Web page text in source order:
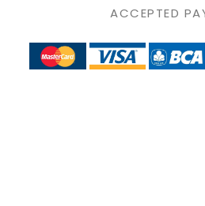
ACCEPTED